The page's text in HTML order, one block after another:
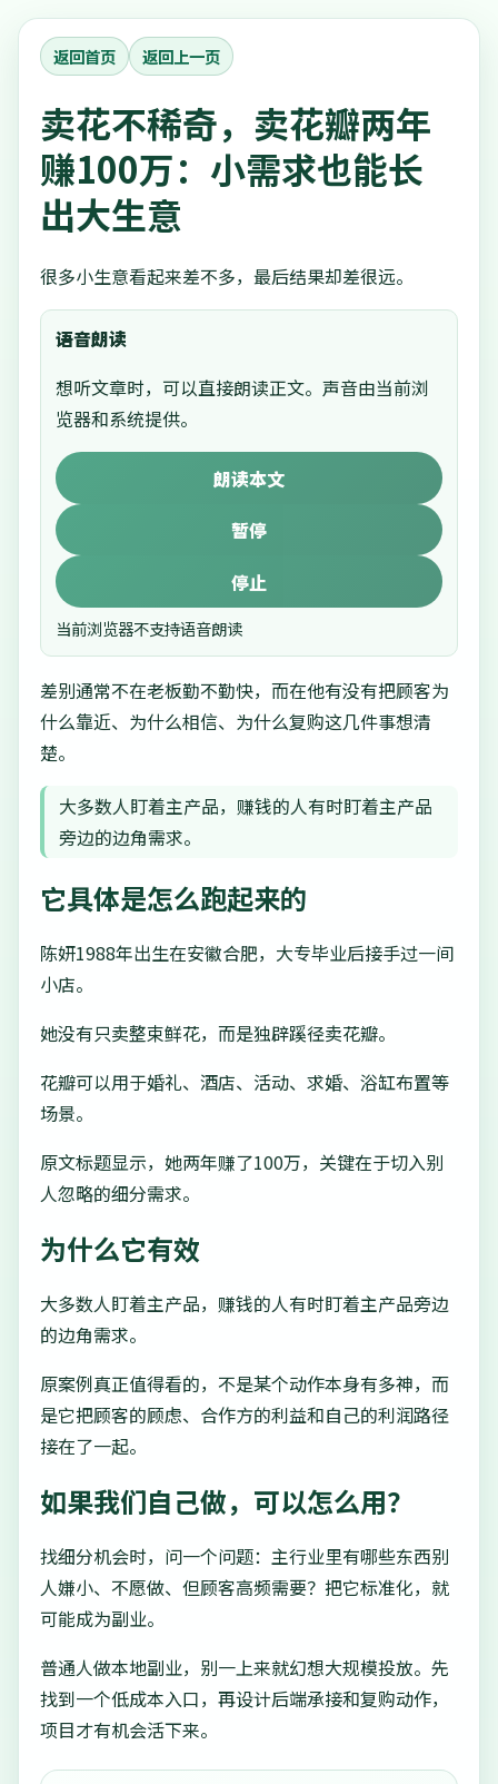
返回首页 返回上一页
卖花不稀奇，卖花瓣两年
赚100万：小需求也能长
出大生意
很多小生意看起来差不多，最后结果却差很远。
语音朗读
想听文章时，可以直接朗读正文。声音由当前浏
览器和系统提供。
朗读本文
暂停
停止
当前浏览器不支持语音朗读
差别通常不在老板勤不勤快，而在他有没有把顾客为
什么靠近、为什么相信、为什么复购这几件事想清
楚。
大多数人盯着主产品，赚钱的人有时盯着主产品
旁边的边角需求。
它具体是怎么跑起来的
陈妍1988年出生在安徽合肥，大专毕业后接手过一间
小店。
她没有只卖整束鲜花，而是独辟蹊径卖花瓣。
花瓣可以用于婚礼、酒店、活动、求婚、浴缸布置等
场景。
原文标题显示，她两年赚了100万，关键在于切入别
人忽略的细分需求。
为什么它有效
大多数人盯着主产品，赚钱的人有时盯着主产品旁边
的边角需求。
原案例真正值得看的，不是某个动作本身有多神，而
是它把顾客的顾虑、合作方的利益和自己的利润路径
接在了一起。
如果我们自己做，可以怎么用？
找细分机会时，问一个问题：主行业里有哪些东西别
人嫌小、不愿做、但顾客高频需要？把它标准化，就
可能成为副业。
普通人做本地副业，别一上来就幻想大规模投放。先
找到一个低成本入口，再设计后端承接和复购动作，
项目才有机会活下来。